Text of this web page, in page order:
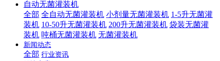
自动无菌灌装机
全部 全自动无菌灌装机 小剂量无菌灌装机 1-5升无菌灌
装机 10-50升无菌灌装机 200升无菌灌装机 袋装无菌灌
装机 吨桶无菌灌装机 无菌灌装机
新闻动态
全部 行业资讯